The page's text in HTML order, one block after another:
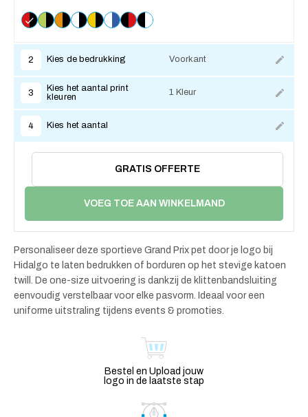
2 Kies de bedrukking Voorkant
3
Kies het aantal print
kleuren
1 Kleur
4 Kies het aantal
GRATIS OFFERTE
VOEG TOE AAN WINKELMAND
Personaliseer deze sportieve Grand Prix pet door je logo bij
Hidalgo te laten bedrukken of borduren op het stevige katoen
twill. De one-size uitvoering is dankzij de klittenbandsluiting
eenvoudig verstelbaar voor elke pasvorm. Ideaal voor een
uniforme uitstraling tijdens events & promoties.
Bestel en Upload jouw
logo in de laatste stap